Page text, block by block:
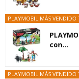
PLAYMOBIL MÁS VENDIDO
con...
PLAYMOBIL MÁS VENDIDO